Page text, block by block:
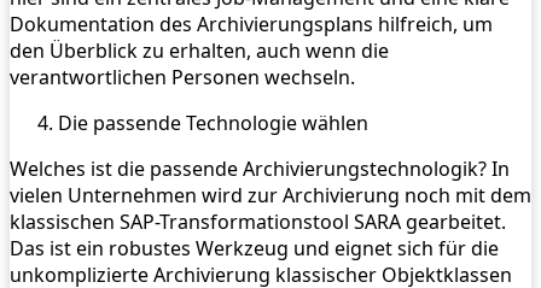
Dokumentation des Archivierungsplans hilfreich, um
den Überblick zu erhalten, auch wenn die
verantwortlichen Personen wechseln.
Die passende Technologie wählen
Welches ist die passende Archivierungstechnologik? In
vielen Unternehmen wird zur Archivierung noch mit dem
klassischen SAP-Transformationstool SARA gearbeitet.
Das ist ein robustes Werkzeug und eignet sich für die
unkomplizierte Archivierung klassischer Objektklassen